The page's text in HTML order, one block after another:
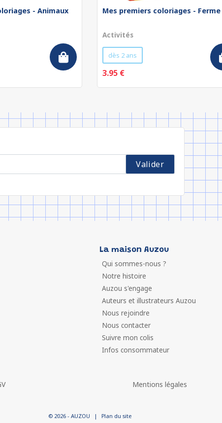
- Animaux Mes premiers coloriages - Ferme
Activités
dès 2 ans
3.95 €
La maison Auzou
Qui sommes-nous ?
Notre histoire
Auzou s'engage
Auteurs et illustrateurs Auzou
Nous rejoindre
Nous contacter
Suivre mon colis
Infos consommateur
Mentions légales
© 2026 - AUZOU | Plan du site